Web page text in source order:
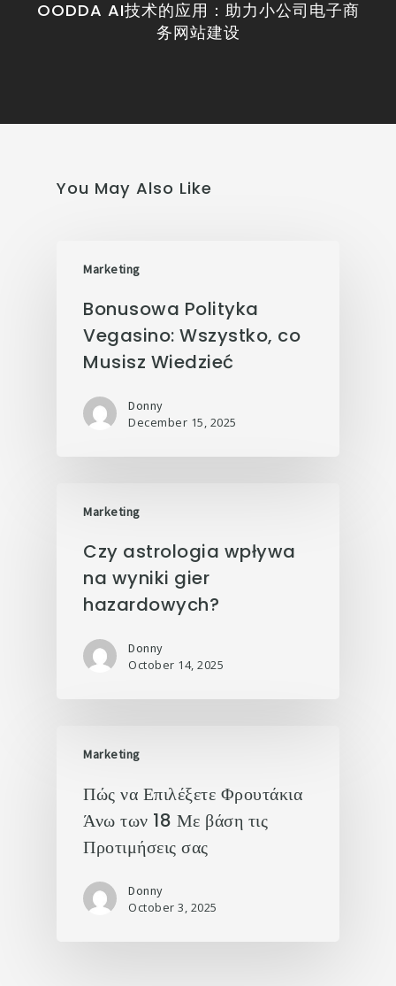
OODDA AI技术的应用：助力小公司电子商
务网站建设
You May Also Like
Marketing
Bonusowa Polityka
Vegasino: Wszystko, co
Musisz Wiedzieć
Donny
December 15, 2025
Marketing
Czy astrologia wpływa
na wyniki gier
hazardowych?
Donny
October 14, 2025
Marketing
Πώς να Επιλέξετε Φρουτάκια
Άνω των 18 Με βάση τις
Προτιμήσεις σας
Donny
October 3, 2025